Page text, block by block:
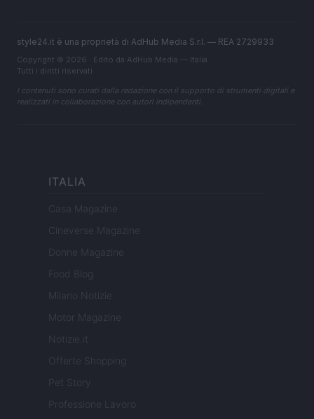
style24.it è una proprietà di AdHub Media S.r.l. — REA 2729933
Copyright © 2026 · Edito da AdHub Media — Italia
Tutti i diritti riservati
I contenuti sono curati dalla redazione con il supporto di strumenti digitali e
realizzati in collaborazione con autori indipendenti.
ITALIA
Casa Magazine
Cineverse Magazine
Donne Magazine
Food Blog
Milano Notizie
Motor Magazine
Notizie.it
Offerte Shopping
Pet Story
Professione Lavoro